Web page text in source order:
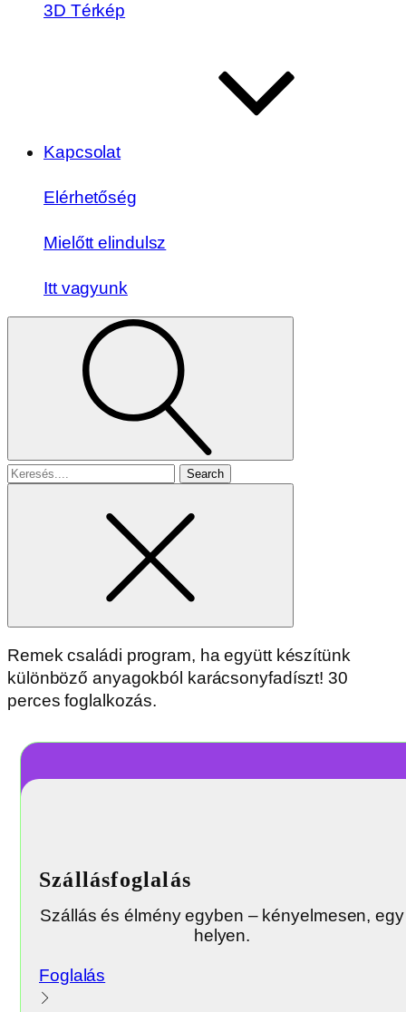
3D Térkép
Kapcsolat
Elérhetőség
Mielőtt elindulsz
Itt vagyunk
Search
Remek családi program, ha együtt készítünk
különböző anyagokból karácsonyfadíszt! 30
perces foglalkozás.
Szállásfoglalás
Szállás és élmény egyben – kényelmesen, egy
helyen.
Foglalás